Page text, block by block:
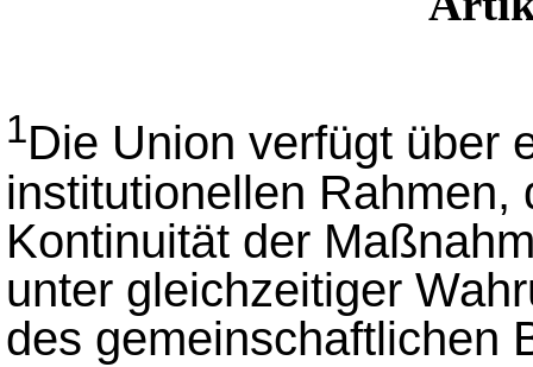
1Die Union verfügt über
institutionellen Rahmen,
Kontinuität der
unter gleichzeitiger
des gemeinschaftlichen